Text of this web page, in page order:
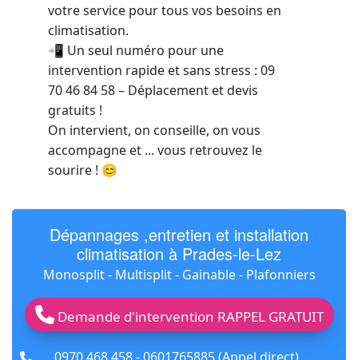
votre service pour tous vos besoins en
climatisation.
📲 Un seul numéro pour une
intervention rapide et sans stress : 09
70 46 84 58 – Déplacement et devis
gratuits !
On intervient, on conseille, on vous
accompagne et ... vous retrouvez le
sourire ! 😊
Dépannages ,entretien et installation
climatisation à Prades-le-Lez
Monosplit - Multisplit - Gainable - Plafonniers
Demande d'intervention RAPPEL GRATUIT
fas